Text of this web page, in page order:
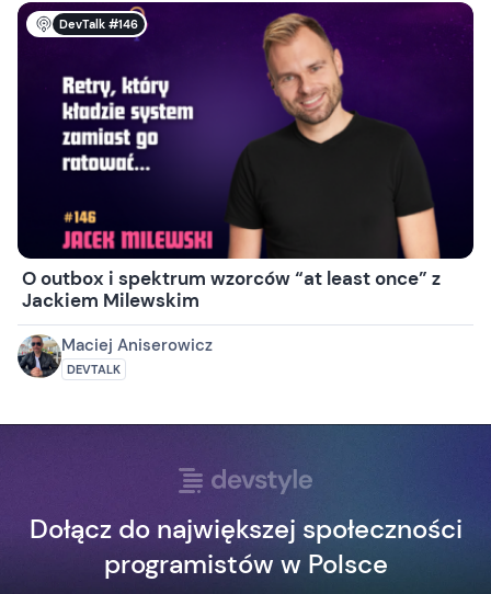
DevTalk #146
O outbox i spektrum wzorców “at least once” z
Jackiem Milewskim
Maciej Aniserowicz
DEVTALK
Dołącz do największej społeczności
programistów w Polsce